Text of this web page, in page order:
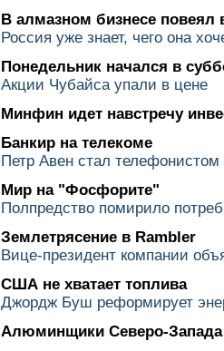
В алмазном бизнесе повеял
Россия уже знает, чего она
Понедельник начался в
Акции Чубайса упали в цене
Минфин идет навстречу
Банкир на телекоме
Петр Авен стал телефонистом
Мир на "Фосфорите"
Полпредство помирило
Землетрясение в Rambler
Вице-президент компании
США не хватает топлива
Джордж Буш реформирует
Алюминщики Северо-